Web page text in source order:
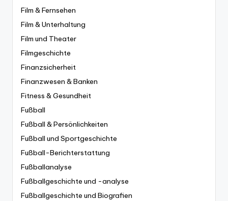
Film & Fernsehen
Film & Unterhaltung
Film und Theater
Filmgeschichte
Finanzsicherheit
Finanzwesen & Banken
Fitness & Gesundheit
Fußball
Fußball & Persönlichkeiten
Fußball und Sportgeschichte
Fußball-Berichterstattung
Fußballanalyse
Fußballgeschichte und -analyse
Fußballgeschichte und Biografien